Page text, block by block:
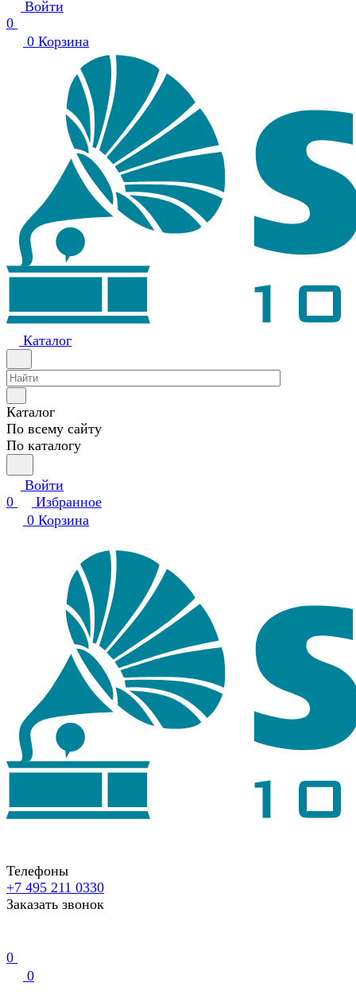
Войти
0
0 Корзина
Каталог
Каталог
По всему сайту
По каталогу
Войти
0
Избранное
0 Корзина
Телефоны
+7 495 211 0330
Заказать звонок
0
0